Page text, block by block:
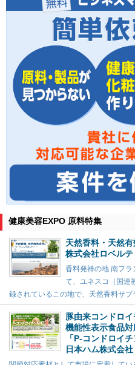
健康美容EXPO 原料特集
天然香料・天然
株式会社ロベルテ
香料発祥の地 南フ
て、ユネスコ（国連
録されているこの地で、天然香料サプ
豚由来コンドロ
機能性表示食品対
「P-コンドロイチ
日本ハム株式会社